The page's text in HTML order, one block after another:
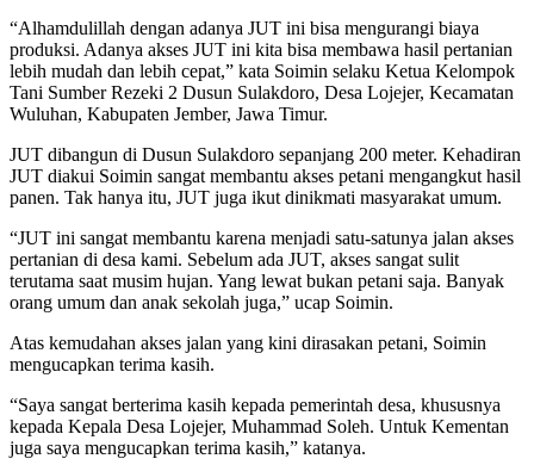
“Alhamdulillah dengan adanya JUT ini bisa mengurangi biaya
produksi. Adanya akses JUT ini kita bisa membawa hasil pertanian
lebih mudah dan lebih cepat,” kata Soimin selaku Ketua Kelompok
Tani Sumber Rezeki 2 Dusun Sulakdoro, Desa Lojejer, Kecamatan
Wuluhan, Kabupaten Jember, Jawa Timur.
JUT dibangun di Dusun Sulakdoro sepanjang 200 meter. Kehadiran
JUT diakui Soimin sangat membantu akses petani mengangkut hasil
panen. Tak hanya itu, JUT juga ikut dinikmati masyarakat umum.
“JUT ini sangat membantu karena menjadi satu-satunya jalan akses
pertanian di desa kami. Sebelum ada JUT, akses sangat sulit
terutama saat musim hujan. Yang lewat bukan petani saja. Banyak
orang umum dan anak sekolah juga,” ucap Soimin.
Atas kemudahan akses jalan yang kini dirasakan petani, Soimin
mengucapkan terima kasih.
“Saya sangat berterima kasih kepada pemerintah desa, khususnya
kepada Kepala Desa Lojejer, Muhammad Soleh. Untuk Kementan
juga saya mengucapkan terima kasih,” katanya.